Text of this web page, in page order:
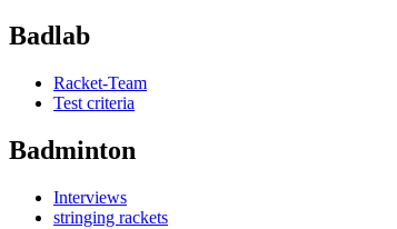
Badlab
Racket-Team
Test criteria
Badminton
Interviews
stringing rackets